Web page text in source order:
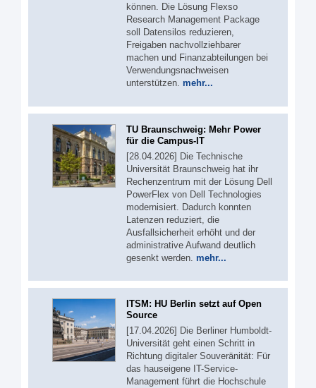
können. Die Lösung Flexso
Research Management Package
soll Datensilos reduzieren,
Freigaben nachvollziehbarer
machen und Finanzabteilungen bei
Verwendungsnachweisen
unterstützen. mehr...
TU Braunschweig: Mehr Power
für die Campus-IT
[28.04.2026] Die Technische
Universität Braunschweig hat ihr
Rechenzentrum mit der Lösung Dell
PowerFlex von Dell Technologies
modernisiert. Dadurch konnten
Latenzen reduziert, die
Ausfallsicherheit erhöht und der
administrative Aufwand deutlich
gesenkt werden. mehr...
ITSM: HU Berlin setzt auf Open
Source
[17.04.2026] Die Berliner Humboldt-
Universität geht einen Schritt in
Richtung digitaler Souveränität: Für
das hauseigene IT-Service-
Management führt die Hochschule